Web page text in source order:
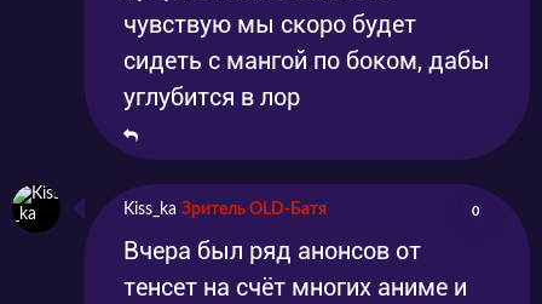
чувствую мы скоро будет
сидеть с мангой по боком, дабы
углубится в лор
Kiss_ka Зритель OLD-Батя 0
Вчера был ряд анонсов от
тенсет на счёт многих аниме и